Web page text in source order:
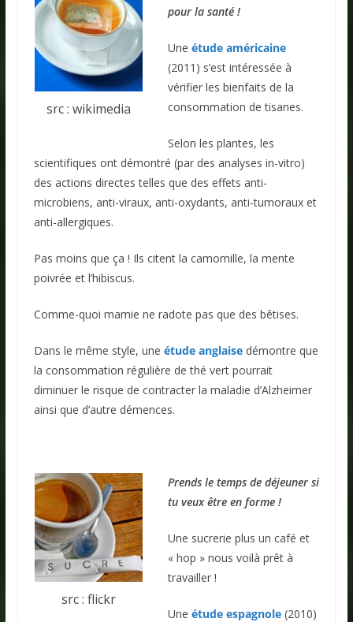
src : wikimedia
pour la santé !
Une étude américaine
(2011) s’est intéressée à
vérifier les bienfaits de la
consommation de tisanes.
Selon les plantes, les
scientifiques ont démontré (par des analyses in-vitro)
des actions directes telles que des effets anti-
microbiens, anti-viraux, anti-oxydants, anti-tumoraux et
anti-allergiques.
Pas moins que ça ! Ils citent la camomille, la mente
poivrée et l’hibiscus.
Comme-quoi mamie ne radote pas que des bêtises.
Dans le même style, une étude anglaisedémontre que
la consommation régulière de thé vert pourrait
diminuer le risque de contracter la maladie d’Alzheimer
ainsi que d’autre démences.
src : flickr
Prends le temps de déjeuner si
tu veux être en forme !
Une sucrerie plus un café et
« hop » nous voilà prêt à
travailler !
Une étude espagnole(2010)